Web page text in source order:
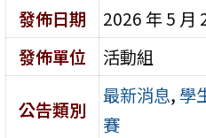
發佈日期
2026 年 5 月
發佈單位
活動組
公告類別
最新消息, 學
賽